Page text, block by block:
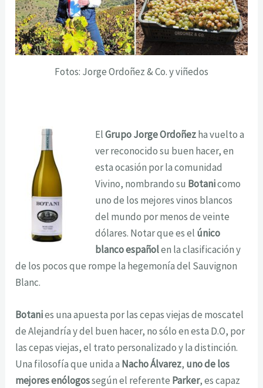
Fotos: Jorge Ordoñez & Co. y viñedos
ElGrupo Jorge Ordoñezha vuelto a
ver reconocido su buen hacer, en
esta ocasión por la comunidad
Vivino, nombrando su Botanicomo
uno de los mejores vinos blancos
del mundo por menos de veinte
dólares. Notar que es el único
blanco españolen la clasificación y
de los pocos que rompe la hegemonía del Sauvignon
Blanc.
Botanies una apuesta por las cepas viejas de moscatel
de Alejandría y del buen hacer, no sólo en esta D.O, por
las cepas viejas, el trato personalizado y la distinción.
Una filosofía que unida a Nacho Álvarez, uno de los
mejores enólogossegún el referente Parker, es capaz